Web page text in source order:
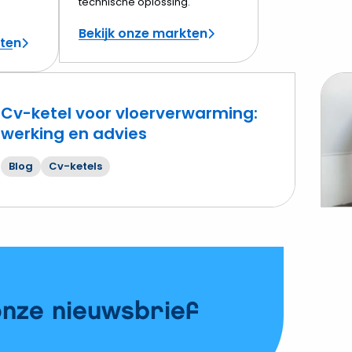
Bekijk onze markten
Cv-ketel voor vloerverwarming:
werking en advies
Blog Cv-ketels
Lees
Is
nieuwsbrief